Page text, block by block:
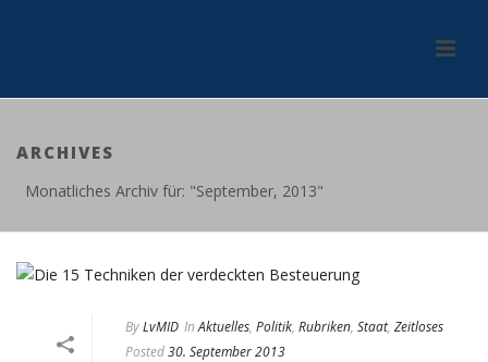
ARCHIVES
Monatliches Archiv für: "September, 2013"
ByLvMID In Aktuelles, Politik, Rubriken, Staat, Zeitloses
Posted30. September 2013